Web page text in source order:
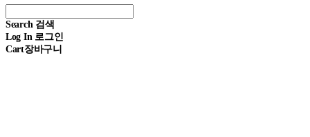
Search 검색
Log In 로그인
Cart장바구니